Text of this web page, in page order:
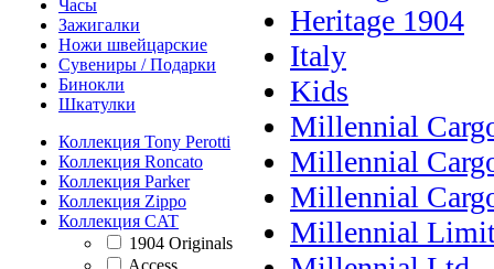
Часы
Зажигалки
Ножи швейцарские
Сувениры / Подарки
Бинокли
Шкатулки
Коллекция Tony Perotti
Коллекция Roncato
Коллекция Parker
Коллекция Zippo
Коллекция CAT
1904 Originals
Access
Heritage 1904
Italy
Kids
Millennial
Millennial
Millennial
Millennial